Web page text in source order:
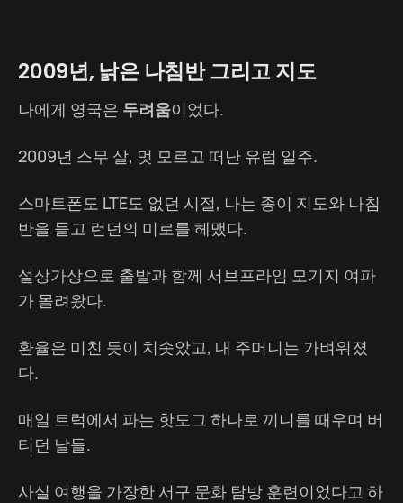
2009년, 낡은 나침반 그리고 지도
나에게 영국은 두려움이었다.
2009년 스무 살, 멋 모르고 떠난 유럽 일주.
스마트폰도 LTE도 없던 시절, 나는 종이 지도와 나침
반을 들고 런던의 미로를 헤맸다.
설상가상으로 출발과 함께 서브프라임 모기지 여파
가 몰려왔다.
환율은 미친 듯이 치솟았고, 내 주머니는 가벼워졌
다.
매일 트럭에서 파는 핫도그 하나로 끼니를 때우며 버
티던 날들.
사실 여행을 가장한 서구 문화 탐방 훈련이었다고 하